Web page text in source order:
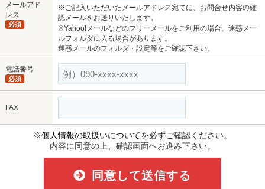
メールアド
レス
必須
※ご記入いただいたメールアドレス宛てに、お問合せ内容の確
認メールをお送りいたします。
※Yahoo!メールなどのフリーメールをご利用の場合、迷惑メー
ルフォルダに入る場合があります。
迷惑メールのフォルダ・設定等をご確認下さい。
電話番号
必須
FAX
※個人情報の取扱いについてを必ずご確認ください。
内容に同意の上、確認画面へお進み下さい。
同意して送信する